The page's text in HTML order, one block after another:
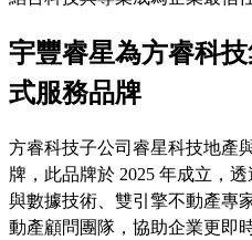
宇豐睿星為方睿科
式服務品牌
方睿科技子公司睿星科技地產
牌，此品牌於 2025 年成立，
與數據技術、雙引擎不動產專
動產顧問團隊，協助企業更即